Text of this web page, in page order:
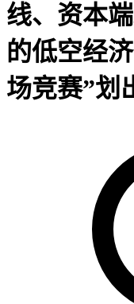
线、资本
的低空经
场竞赛”划